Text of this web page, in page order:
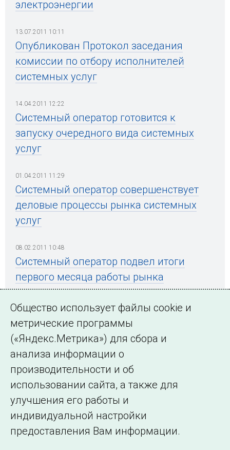
электроэнергии
13.07.2011 10:11
Опубликован Протокол заседания
комиссии по отбору исполнителей
системных услуг
14.04.2011 12:22
Системный оператор готовится к
запуску очередного вида системных
услуг
01.04.2011 11:29
Системный оператор совершенствует
деловые процессы рынка системных
услуг
08.02.2011 10:48
Системный оператор подвел итоги
первого месяца работы рынка
системных услуг
← Все публикации
Подписаться на новости
©2005–2026 АО «СО ЕЭС»
Филиалы и
представительства
Общество использует файлы cookie и
метрические программы
(«Яндекс.Метрика») для сбора и
анализа информации о
производительности и об
использовании сайта, а также для
улучшения его работы и
индивидуальной настройки
предоставления Вам информации.